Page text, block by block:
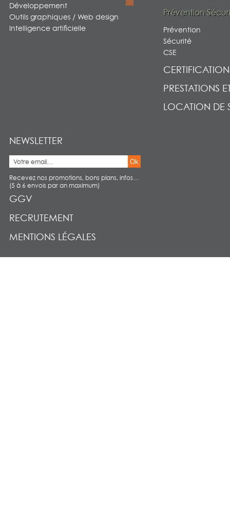
Développement
Outils graphiques / Web design
Intelligence artificielle
Prévention
Prévention
Sécurité
CSE
PRESTATIONS
LOCATION DE
NEWSLETTER
Ok
Recevez nos promotions, bons plans, infos…
(5 à 6 envois par an maximum)
RECRUTEMENT
MENTIONS LÉGALES
GGV